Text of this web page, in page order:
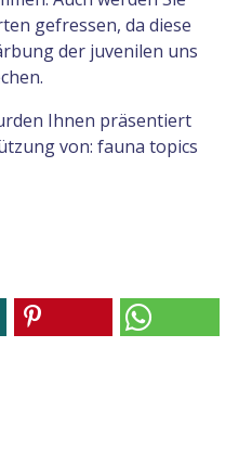
gefressen, da diese
der juvenilen uns
Ihnen präsentiert
von: fauna topics